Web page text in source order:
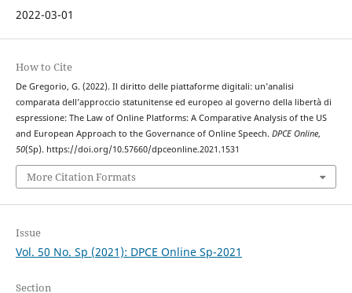
2022-03-01
How to Cite
De Gregorio, G. (2022). Il diritto delle piattaforme digitali: un’analisi
comparata dell’approccio statunitense ed europeo al governo della libertà di
espressione: The Law of Online Platforms: A Comparative Analysis of the US
and European Approach to the Governance of Online Speech. DPCE Online,
50(Sp). https://doi.org/10.57660/dpceonline.2021.1531
More Citation Formats
Issue
Vol. 50 No. Sp (2021): DPCE Online Sp-2021
Section